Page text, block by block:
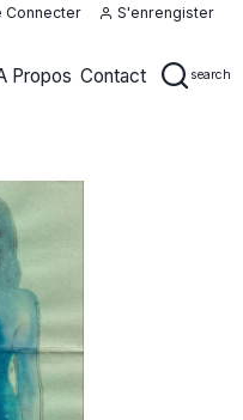
Connecter S'enrengister
Propos Contact search